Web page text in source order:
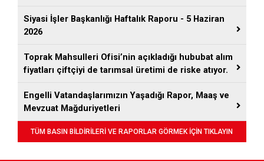
Siyasi İşler Başkanlığı Haftalık Raporu - 5 Haziran
2026
Toprak Mahsulleri Ofisi’nin açıkladığı hububat alım
fiyatları çiftçiyi de tarımsal üretimi de riske atıyor.
Engelli Vatandaşlarımızın Yaşadığı Rapor, Maaş ve
Mevzuat Mağduriyetleri
TÜM BASIN BİLDİRİLERİ VE RAPORLAR GÖRMEK İÇİN TIKLAYIN